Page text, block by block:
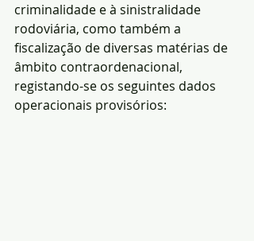
criminalidade e à sinistralidade
rodoviária, como também a
fiscalização de diversas matérias de
âmbito contraordenacional,
registando-se os seguintes dados
operacionais provisórios: